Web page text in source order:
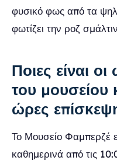
φυσικό φως από τα
φωτίζει την ροζ
Ποιες είναι
του μουσείου
ώρες
Το Μουσείο Φαμπερζέ
καθημερινά από τις